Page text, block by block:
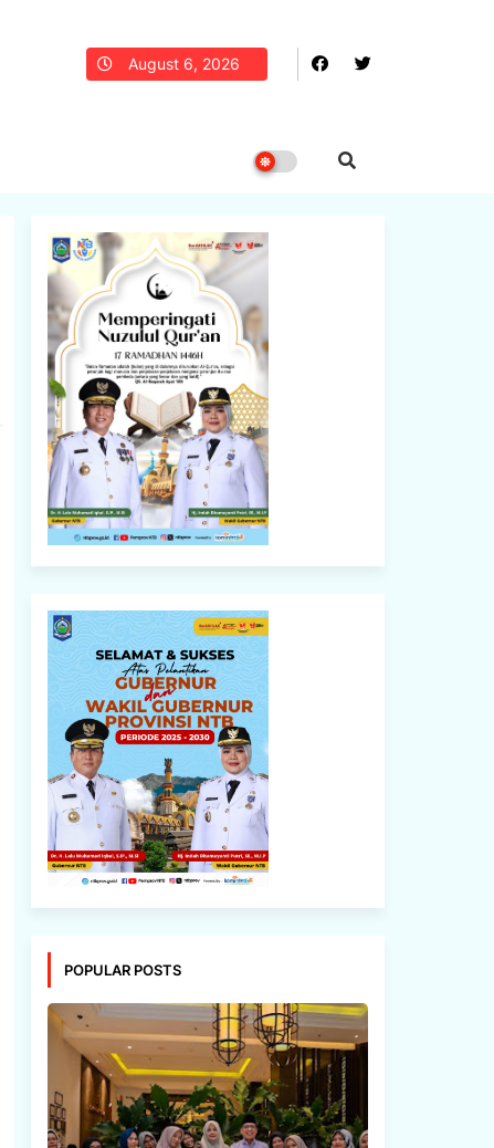
August 6, 2026
POPULAR POSTS